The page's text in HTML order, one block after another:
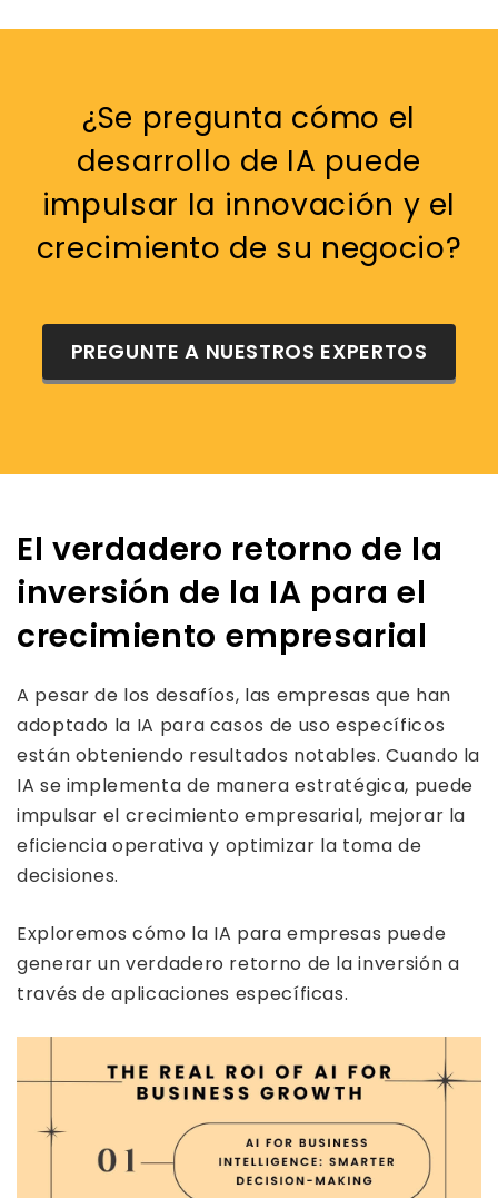
¿Se pregunta cómo el
desarrollo de IA puede
impulsar la innovación y el
crecimiento de su negocio?
PREGUNTE A NUESTROS EXPERTOS
El verdadero retorno de la
inversión de la IA para el
crecimiento empresarial
A pesar de los desafíos, las empresas que han
adoptado la IA para casos de uso específicos
están obteniendo resultados notables. Cuando la
IA se implementa de manera estratégica, puede
impulsar el crecimiento empresarial, mejorar la
eficiencia operativa y optimizar la toma de
decisiones.
Exploremos cómo la IA para empresas puede
generar un verdadero retorno de la inversión a
través de aplicaciones específicas.